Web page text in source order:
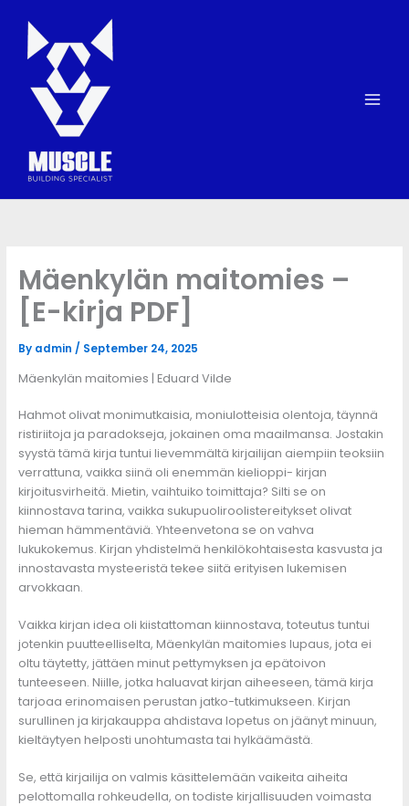
content
Mäenkylän maitomies –
[E-kirja PDF]
By admin / September 24, 2025
Mäenkylän maitomies | Eduard Vilde
Hahmot olivat monimutkaisia, moniulotteisia olentoja, täynnä
ristiriitoja ja paradokseja, jokainen oma maailmansa. Jostakin
syystä tämä kirja tuntui lievemmältä kirjailijan aiempiin teoksiin
verrattuna, vaikka siinä oli enemmän kielioppi- kirjan
kirjoitusvirheitä. Mietin, vaihtuiko toimittaja? Silti se on
kiinnostava tarina, vaikka sukupuoliroolistereitykset olivat
hieman hämmentäviä. Yhteenvetona se on vahva
lukukokemus. Kirjan yhdistelmä henkilökohtaisesta kasvusta ja
innostavasta mysteeristä tekee siitä erityisen lukemisen
arvokkaan.
Vaikka kirjan idea oli kiistattoman kiinnostava, toteutus tuntui
jotenkin puutteelliselta, Mäenkylän maitomies lupaus, jota ei
oltu täytetty, jättäen minut pettymyksen ja epätoivon
tunteeseen. Niille, jotka haluavat kirjan aiheeseen, tämä kirja
tarjoaa erinomaisen perustan jatko-tutkimukseen. Kirjan
surullinen ja kirjakauppa ahdistava lopetus on jäänyt minuun,
kieltäytyen helposti unohtumasta tai hylkäämästä.
Se, että kirjailija on valmis käsittelemään vaikeita aiheita
pelottomalla rohkeudella, on todiste kirjallisuuden voimasta